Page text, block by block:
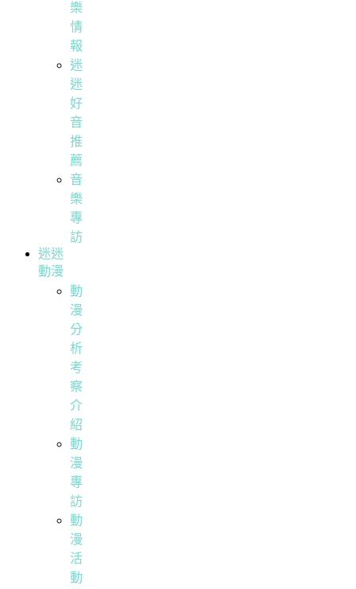
樂
情
報
迷
迷
好
音
推
薦
音
樂
專
訪
迷迷
動漫
動
漫
分
析
考
察
介
紹
動
漫
專
訪
動
漫
活
動